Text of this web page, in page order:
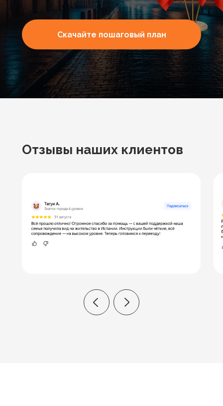
Скачайте пошаговый план
Отзывы наших клиентов